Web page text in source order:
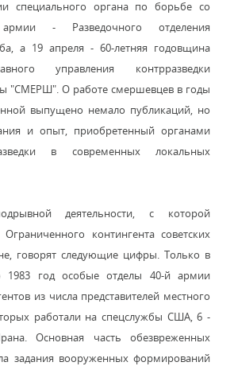
специального органа по борьбе со
- Разведочного отделения
а 19 апреля - 60-летняя годовщина
управления контрразведки
"СМЕРШ". О работе смершевцев в годы
выпущено немало публикаций, но
и опыт, приобретенный органами
в современных локальных
деятельности, с которой
Ограниченного контингента советских
говорят следующие цифры. Только в
1983 год особые отделы 40-й армии
из числа представителей местного
работали на спецслужбы США, 6 -
Основная часть обезвреженных
задания вооруженных формирований